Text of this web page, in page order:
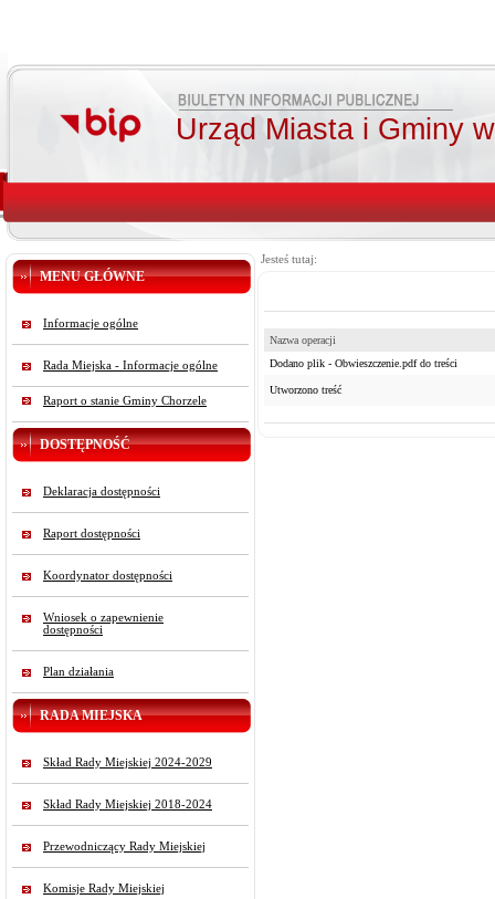
Urząd Miasta i Gminy
MENU GŁÓWNE
Informacje ogólne
Rada Miejska - Informacje ogólne
Raport o stanie Gminy Chorzele
DOSTĘPNOŚĆ
Deklaracja dostępności
Raport dostępności
Koordynator dostępności
Wniosek o zapewnienie
dostępności
Plan działania
RADA MIEJSKA
Skład Rady Miejskiej 2024-2029
Skład Rady Miejskiej 2018-2024
Przewodniczący Rady Miejskiej
Komisje Rady Miejskiej
Jesteś tutaj:
Nazwa operacji
Dodano plik - Obwieszczenie.pdf do treści
Utworzono treść